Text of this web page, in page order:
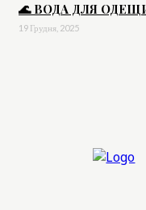
🌊 ВОДА ДЛЯ
19 Грудня, 2025